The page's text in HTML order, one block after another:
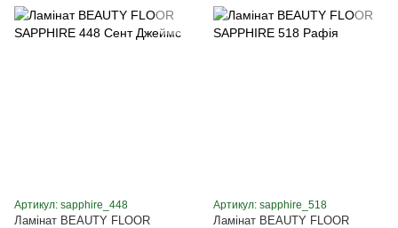
Артикул: sapphire_448
Ламінат BEAUTY FLOOR
Артикул: sapphire_518
Ламінат BEAUTY FLOOR